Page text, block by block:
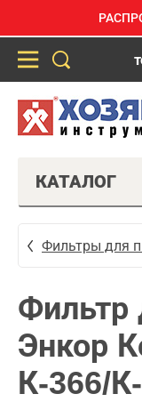
КАТАЛОГ
Фильтры для
Фильтр
Энкор
К-366/